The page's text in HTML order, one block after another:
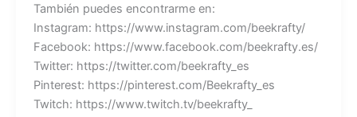
También puedes encontrarme en:
Instagram: https://www.instagram.com/beekrafty/
Facebook: https://www.facebook.com/beekrafty.es/
Twitter: https://twitter.com/beekrafty_es
Pinterest: https://pinterest.com/Beekrafty_es
Twitch: https://www.twitch.tv/beekrafty_